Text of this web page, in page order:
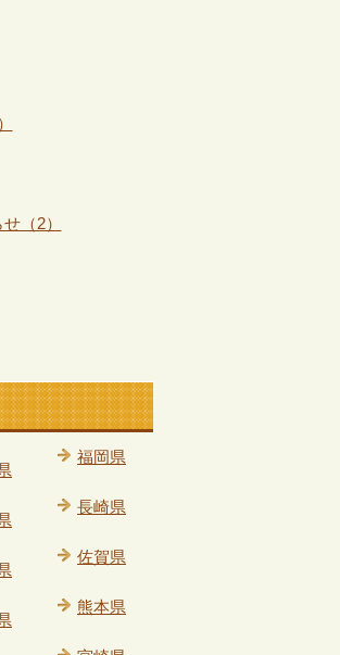
（2）
福岡県
長崎県
佐賀県
熊本県